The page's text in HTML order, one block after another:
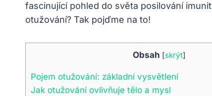
fascinující pohled do světa posilování
otužování? Tak pojďme na to!
Obsah [skrýt]
Pojem otužování: základní vysvětlení
Jak otužování ovlivňuje tělo a mysl